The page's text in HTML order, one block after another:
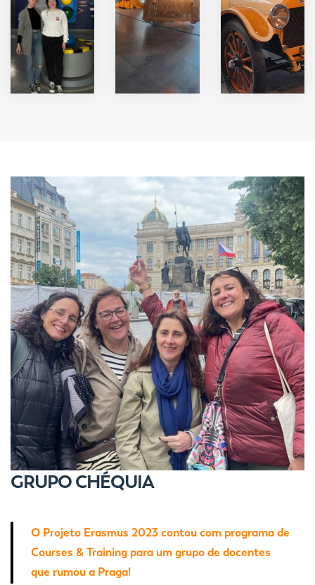
GRUPO CHÉQUIA
O Projeto Erasmus 2023 contou com programa de
Courses & Training para um grupo de docentes
que rumou a Praga!